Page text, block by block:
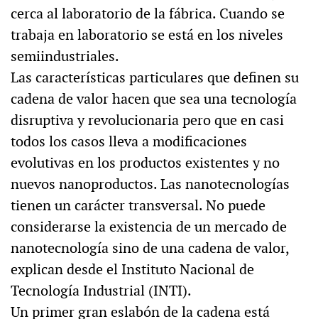
cerca al laboratorio de la fábrica. Cuando se
trabaja en laboratorio se está en los niveles
semiindustriales.
Las características particulares que definen su
cadena de valor hacen que sea una tecnología
disruptiva y revolucionaria pero que en casi
todos los casos lleva a modificaciones
evolutivas en los productos existentes y no
nuevos nanoproductos. Las nanotecnologías
tienen un carácter transversal. No puede
considerarse la existencia de un mercado de
nanotecnología sino de una cadena de valor,
explican desde el Instituto Nacional de
Tecnología Industrial (INTI).
Un primer gran eslabón de la cadena está